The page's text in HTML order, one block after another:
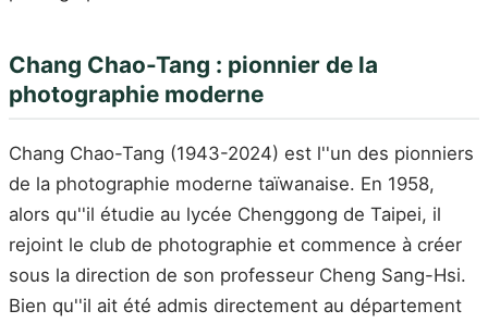
Chang Chao-Tang : pionnier de la
photographie moderne
Chang Chao-Tang (1943-2024) est l''un des pionniers
de la photographie moderne taïwanaise. En 1958,
alors qu''il étudie au lycée Chenggong de Taipei, il
rejoint le club de photographie et commence à créer
sous la direction de son professeur Cheng Sang-Hsi.
Bien qu''il ait été admis directement au département